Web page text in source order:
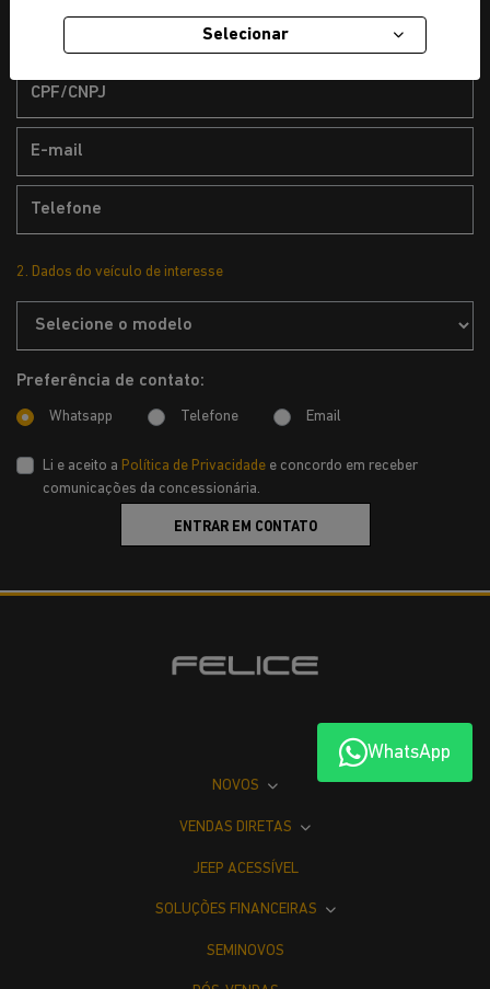
2. Dados do veículo de interesse
Preferência de contato:
Whatsapp Telefone Email
Li e aceito a Política de Privacidade e concordo em receber
comunicações da concessionária.
ENTRAR EM CONTATO
WhatsApp
NOVOS
VENDAS DIRETAS
JEEP ACESSÍVEL
SOLUÇÕES FINANCEIRAS
SEMINOVOS
Selecionar